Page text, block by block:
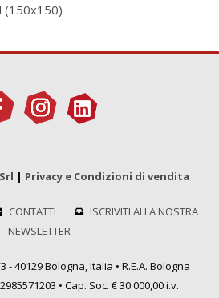
(150x150)
| Privacy e Condizioni di vendita
CONTATTI
ISCRIVITI ALLA NOSTRA
NEWSLETTER
- 40129 Bologna, Italia • R.E.A. Bologna
• Cap. Soc. € 30.000,00 i.v.